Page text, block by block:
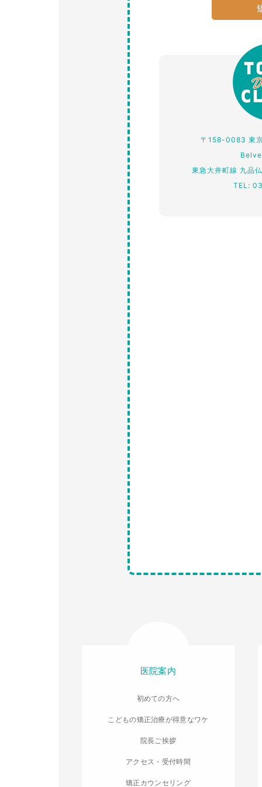
〒158-0083 東
東急大井町線 九品
TEL:
医院案内
初めての方へ
こどもの矯正治療が得意なワケ
院長ご挨拶
アクセス・受付時間
矯正カウンセリング